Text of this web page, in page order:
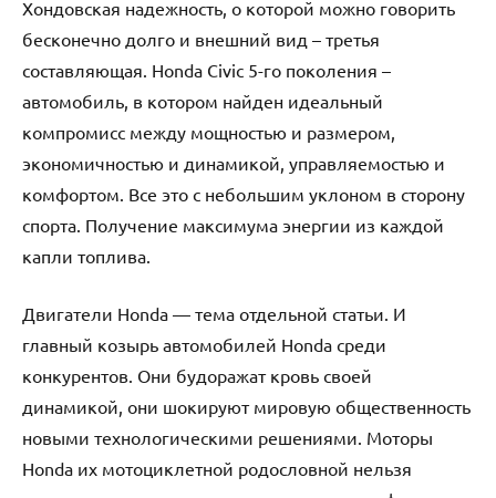
Хондовская надежность, о которой можно говорить
бесконечно долго и внешний вид – третья
составляющая. Honda Civic 5-го поколения –
автомобиль, в котором найден идеальный
компромисс между мощностью и размером,
экономичностью и динамикой, управляемостью и
комфортом. Все это с небольшим уклоном в сторону
спорта. Получение максимума энергии из каждой
капли топлива.
Двигатели Honda — тема отдельной статьи. И
главный козырь автомобилей Honda среди
конкурентов. Они будоражат кровь своей
динамикой, они шокируют мировую общественность
новыми технологическими решениями. Моторы
Honda их мотоциклетной родословной нельзя